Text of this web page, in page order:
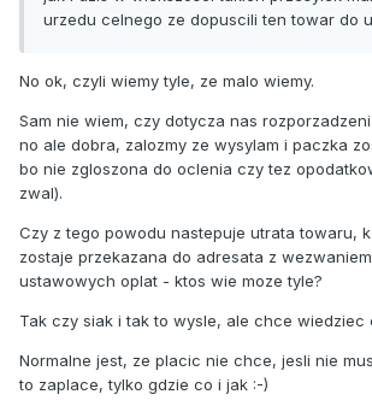
urzedu celnego ze dopuscili ten towar do
No ok, czyli wiemy tyle, ze malo wiemy.
Sam nie wiem, czy dotycza nas
no ale dobra, zalozmy ze wysylam i paczka
bo nie zgloszona do oclenia czy tez
zwal).
Czy z tego powodu nastepuje utrata towaru,
zostaje przekazana do adresata z
ustawowych oplat - ktos wie moze tyle?
Tak czy siak i tak to wysle, ale chce wiedziec
Normalne jest, ze placic nie chce, jesli nie
to zaplace, tylko gdzie co i jak :-)